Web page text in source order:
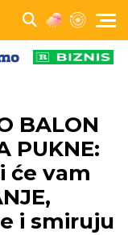
BALON
PUKNE:
će vam
i smiruju